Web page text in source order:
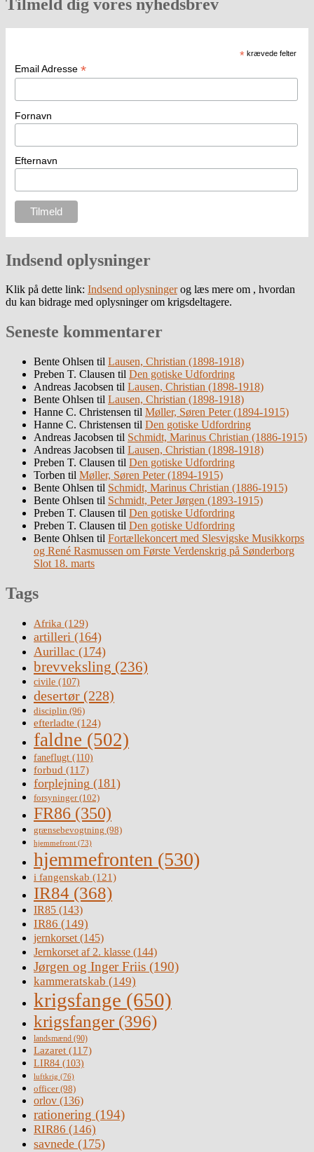
Tilmeld dig vores nyhedsbrev
* krævede felter
Email Adresse *
Fornavn
Efternavn
Indsend oplysninger
Klik på dette link: Indsend oplysningerog læs mere om , hvordan
du kan bidrage med oplysninger om krigsdeltagere.
Seneste kommentarer
Bente Ohlsen til Lausen, Christian (1898-1918)
Preben T. Clausen til Den gotiske Udfordring
Andreas Jacobsen til Lausen, Christian (1898-1918)
Bente Ohlsen til Lausen, Christian (1898-1918)
Hanne C. Christensen til Møller, Søren Peter (1894-1915)
Hanne C. Christensen til Den gotiske Udfordring
Andreas Jacobsen til Schmidt, Marinus Christian (1886-1915)
Andreas Jacobsen til Lausen, Christian (1898-1918)
Preben T. Clausen til Den gotiske Udfordring
Torben til Møller, Søren Peter (1894-1915)
Bente Ohlsen til Schmidt, Marinus Christian (1886-1915)
Bente Ohlsen til Schmidt, Peter Jørgen (1893-1915)
Preben T. Clausen til Den gotiske Udfordring
Preben T. Clausen til Den gotiske Udfordring
Bente Ohlsen til Fortællekoncert med Slesvigske Musikkorps
og René Rasmussen om Første Verdenskrig på Sønderborg
Slot 18. marts
Tags
Afrika (129)
artilleri (164)
Aurillac (174)
brevveksling (236)
civile (107)
desertør (228)
disciplin (96)
efterladte (124)
faldne (502)
faneflugt (110)
forbud (117)
forplejning (181)
forsyninger(102)
FR86 (350)
grænsebevogtning (98)
hjemmefront (73)
hjemmefronten (530)
i fangenskab (121)
IR84 (368)
IR85 (143)
IR86 (149)
jernkorset(145)
Jernkorset af 2. klasse (144)
Jørgen og Inger Friis (190)
kammeratskab (149)
krigsfange (650)
krigsfanger (396)
landsmænd (90)
Lazaret (117)
LIR84 (103)
luftkrig (76)
officer(98)
orlov (136)
rationering (194)
RIR86 (146)
savnede (175)